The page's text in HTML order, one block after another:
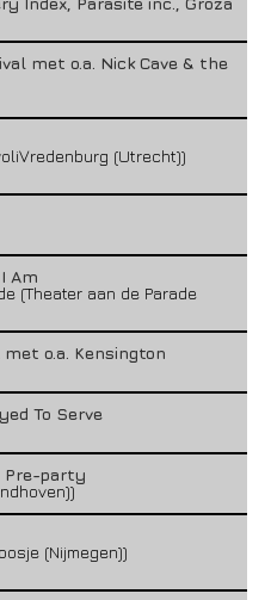
met o.a. Nick Cave & the
(Utrecht))
Am
(Theater aan de Parade
o.a. Kensington
To Serve
Pre-party
(Nijmegen))